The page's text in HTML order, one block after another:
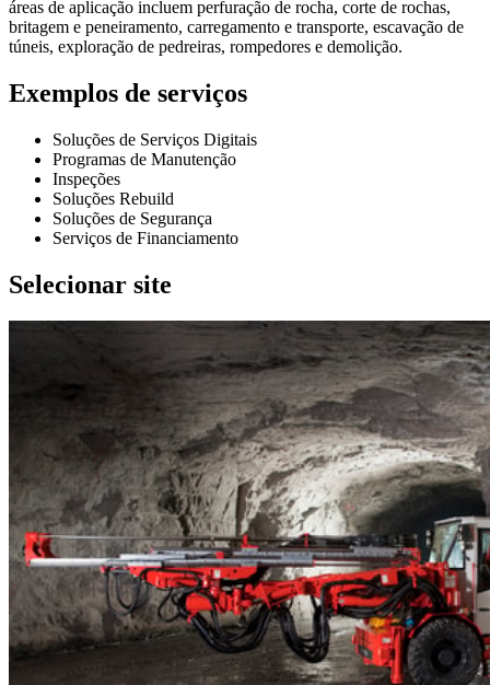
áreas de aplicação incluem perfuração de rocha, corte de rochas,
britagem e peneiramento, carregamento e transporte, escavação de
túneis, exploração de pedreiras, rompedores e demolição.
Exemplos de serviços
Soluções de Serviços Digitais
Programas de Manutenção
Inspeções
Soluções Rebuild
Soluções de Segurança
Serviços de Financiamento
Selecionar site